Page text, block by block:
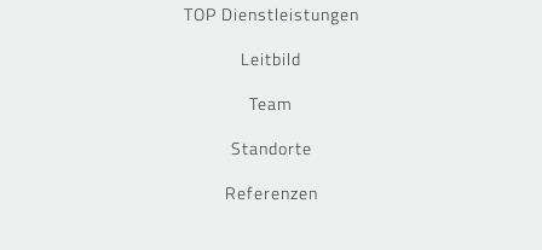
TOP Dienstleistungen
Leitbild
Team
Standorte
Referenzen